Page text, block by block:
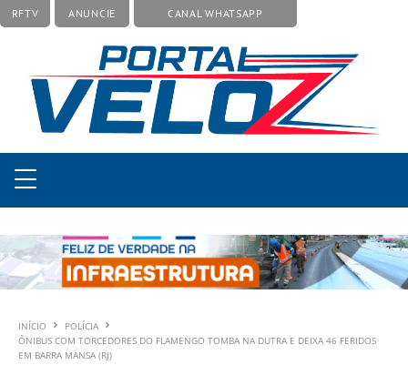
RFTV ANUNCIE CANAL WHATSAPP
INÍCIO
POLÍCIA
ÔNIBUS COM TORCEDORES DO FLAMENGO TOMBA NA DUTRA E DEIXA 46 FERIDOS
EM BARRA MANSA (RJ)